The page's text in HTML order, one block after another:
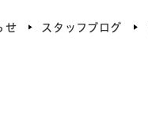
せ スタッフブログ